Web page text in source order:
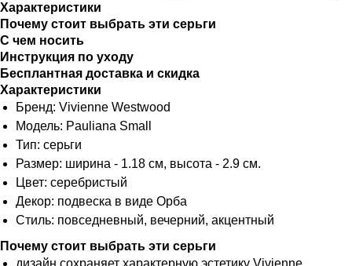
Характеристики
Почему стоит выбрать эти серьги
С чем носить
Инструкция по уходу
Бесплантная доставка и скидка
Характеристики
Бренд: Vivienne Westwood
Модель: Pauliana Small
Тип: серьги
Размер: ширина - 1.18 см, высота - 2.9 см.
Цвет: серебристый
Декор: подвеска в виде Орба
Стиль: повседневный, вечерний, акцентный
Почему стоит выбрать эти серьги
дизайн сохраняет характерную эстетику Vivienne